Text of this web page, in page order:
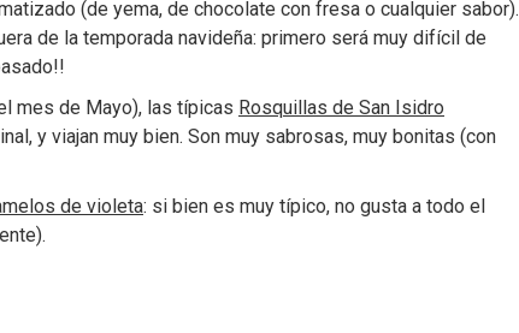
(de yema, de chocolate con fresa o cualquier sabor).
de la temporada navideña: primero será muy difícil de
mes de Mayo), las típicas Rosquillas de San Isidro
y viajan muy bien. Son muy sabrosas, muy bonitas (con
de violeta: si bien es muy típico, no gusta a todo el